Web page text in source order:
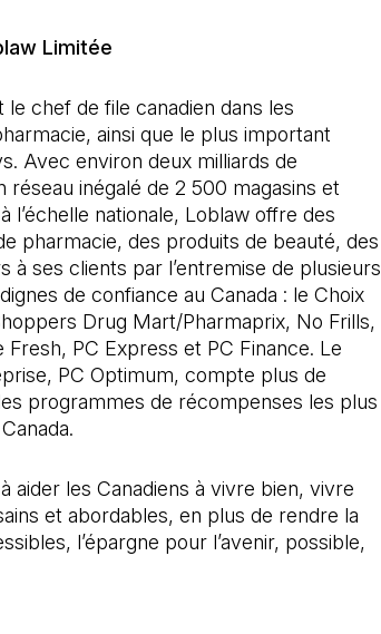
Limitée
chef de file canadien dans les
ainsi que le plus important
Avec environ deux milliards de
inégalé de 2 500 magasins et
nationale, Loblaw offre des
pharmacie, des produits de beauté, des
ses clients par l’entremise de plusieurs
de confiance au Canada : le Choix
Drug Mart/Pharmaprix, No Frills,
PC Express et PC Finance. Le
PC Optimum, compte plus de
programmes de récompenses les plus
aider les Canadiens à vivre bien, vivre
et abordables, en plus de rendre la
l’épargne pour l’avenir, possible,